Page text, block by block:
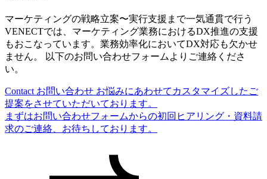
マーケティングの戦略立案〜実行支援まで一気通貫で行う
VENECTでは、マーケティング業務におけるDX推進の支援
もおこなっています。業務効率化においてDX対応も欠かせ
ません。 以下のお問い合わせフォームよりご連絡くださ
い。
Contact お問い合わせ お悩みにあわせてカスタマイズしたご
提案をさせていただいております。
まずはお問い合わせフォームからの初回ヒアリング・資料請
求のご連絡、お待ちしております。